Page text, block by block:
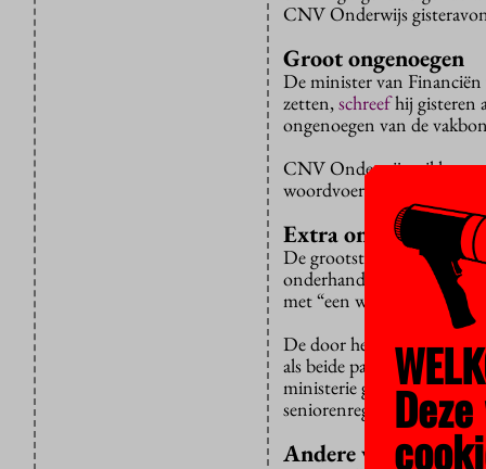
CNV Onderwijs
Groot ongenoegen
De minister van
zetten,schreefhij gisteren
ongenoegen van de
CNV Onderwijs wil het
woordvoerder had de
Extra
De grootste vakbond voor
onderhandelingstafel.
met “een wurgcontract”.
De door het kabinet
als beide partijen een
ministerie geëist hebben
seniorenregelingen
Andere vakbonden